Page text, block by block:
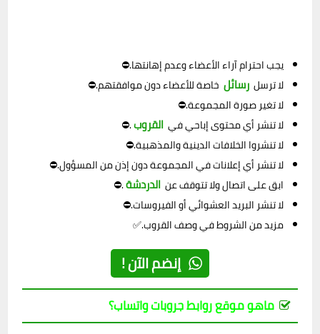
يجب احترام آراء الأعضاء وعدم إهانتها.⛔
لا ترسل رسائل خاصة للأعضاء دون موافقتهم.⛔
لا تغير صورة المجموعة.⛔
لا تنشر أي محتوى إباحي في القروب.⛔
لا تنشروا الخلافات الدينية والمذهبية.⛔
لا تنشر أي إعلانات في المجموعة دون إذن من المسؤول.⛔
ابق على اتصال ولا تتوقف عن الدردشة.⛔
لا تنشر البريد العشوائي أو الفيروسات.⛔
مزيد من الشروط في وصف القروب.✅
إنضم الآن !
ماهو موقع روابط جروبات واتساب؟